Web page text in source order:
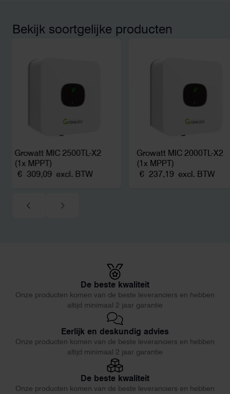
noodstroom voor de
Bekijk soortgelijke producten
Growatt MIC 2500TL-X2
(1x MPPT)
€ 309,09 excl. BTW
Growatt MIC 2000TL-X2
(1x MPPT)
€ 237,19 excl. BTW
De beste kwaliteit
Onze producten komen van de beste leveranciers en hebben
altijd minimaal 2 jaar garantie
Eerlijk en deskundig advies
Onze producten komen van de beste leveranciers en hebben
altijd minimaal 2 jaar garantie
De beste kwaliteit
Onze producten komen van de beste leveranciers en hebben